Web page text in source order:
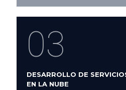
03
DESARROLLO DE
EN LA NUBE